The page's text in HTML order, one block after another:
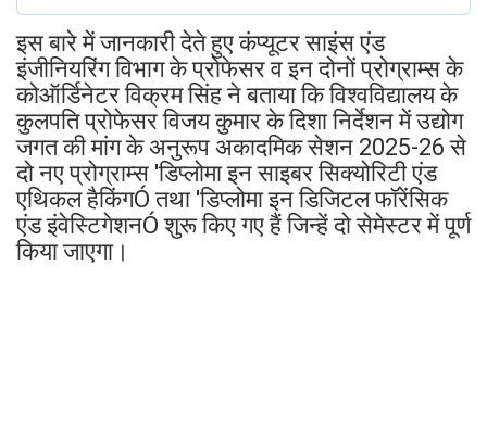
इस बारे में जानकारी देते हुए कंप्यूटर साइंस एंड
इंजीनियरिंग विभाग के प्रोफेसर व इन दोनों प्रोग्राम्स के
कोऑर्डिनेटर विक्रम सिंह ने बताया कि विश्वविद्यालय के
कुलपति प्रोफेसर विजय कुमार के दिशा निर्देशन में उद्योग
जगत की मांग के अनुरूप अकादमिक सेशन 2025-26 से
दो नए प्रोग्राम्स 'डिप्लोमा इन साइबर सिक्योरिटी एंड
एथिकल हैकिंगÓ तथा 'डिप्लोमा इन डिजिटल फॉरेंसिक
एंड इंवेस्टिगेशनÓ शुरू किए गए हैं जिन्हें दो सेमेस्टर में पूर्ण
किया जाएगा।